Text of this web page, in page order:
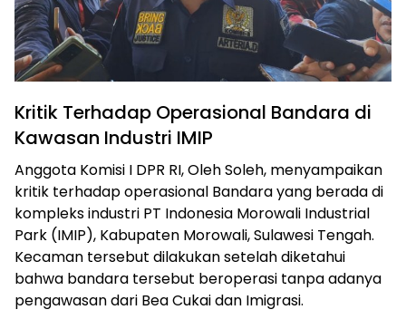
Kritik Terhadap Operasional Bandara di
Kawasan Industri IMIP
Anggota Komisi I DPR RI, Oleh Soleh, menyampaikan
kritik terhadap operasional Bandara yang berada di
kompleks industri PT Indonesia Morowali Industrial
Park (IMIP), Kabupaten Morowali, Sulawesi Tengah.
Kecaman tersebut dilakukan setelah diketahui
bahwa bandara tersebut beroperasi tanpa adanya
pengawasan dari Bea Cukai dan Imigrasi.